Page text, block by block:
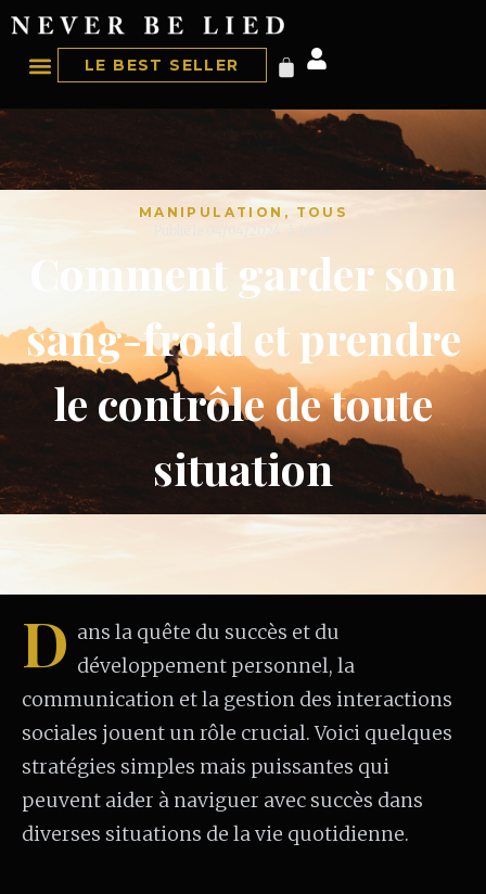
LE BEST SELLER
MANIPULATION ,TOUS
Comment garder son
sang-froid et prendre
le contrôle de toute
situation
D ans la quête du succès et du
développement personnel, la
communication et la gestion des interactions
sociales jouent un rôle crucial. Voici quelques
stratégies simples mais puissantes qui
peuvent aider à naviguer avec succès dans
diverses situations de la vie quotidienne.